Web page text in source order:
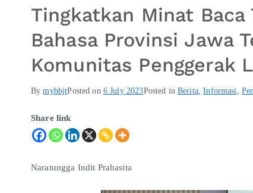
Tingkatkan Minat
Bahasa Provinsi Jawa
Komunitas Penggerak
BymybbjtPosted on 6 July 2023Posted inBerita,Informasi,
Share link
Naratungga Indit Prahasita